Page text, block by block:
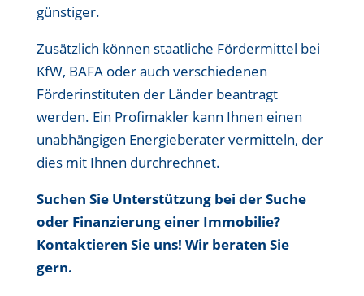
günstiger.
Zusätzlich können staatliche Fördermittel bei
KfW, BAFA oder auch verschiedenen
Förderinstituten der Länder beantragt
werden. Ein Profimakler kann Ihnen einen
unabhängigen Energieberater vermitteln, der
dies mit Ihnen durchrechnet.
Suchen Sie Unterstützung bei der Suche
oder Finanzierung einer Immobilie?
Kontaktieren Sie uns! Wir beraten Sie
gern.